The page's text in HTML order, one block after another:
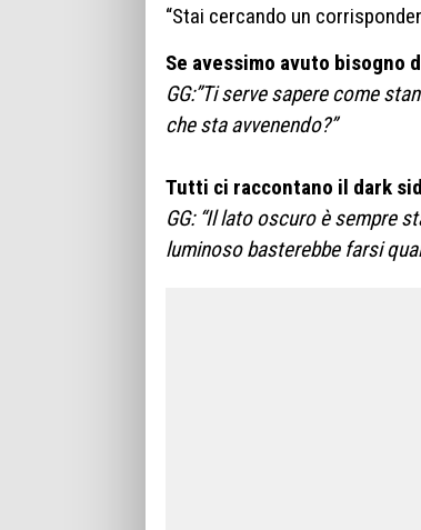
“Stai cercando un
Se avessimo avuto bisogno
GG:”Ti serve sapere come
che sta avvenendo?”
Tutti ci raccontano il dark
GG: “Il lato oscuro è sempre
luminoso basterebbe farsi